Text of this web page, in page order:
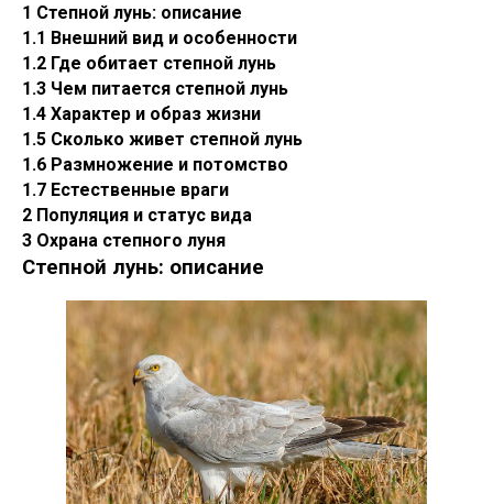
1 Степной лунь: описание
1.1 Внешний вид и особенности
1.2 Где обитает степной лунь
1.3 Чем питается степной лунь
1.4 Характер и образ жизни
1.5 Сколько живет степной лунь
1.6 Размножение и потомство
1.7 Естественные враги
2 Популяция и статус вида
3 Охрана степного луня
Степной лунь: описание